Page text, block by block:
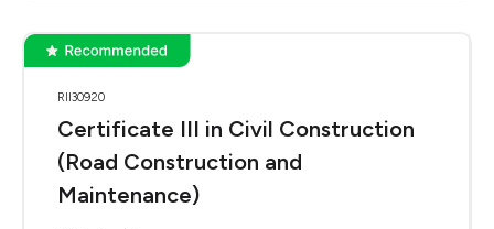
RII30920
Certificate III in Civil Construction
(Road Construction and
Maintenance)